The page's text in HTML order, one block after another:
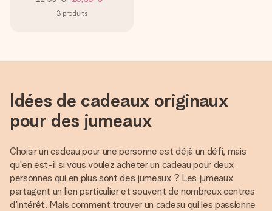
3 produits
Idées de cadeaux originaux
pour des jumeaux
Choisir un cadeau pour une personne est déjà un défi, mais
qu'en est-il si vous voulez acheter un cadeau pour deux
personnes qui en plus sont des jumeaux ? Les jumeaux
partagent un lien particulier et souvent de nombreux centres
d'intérêt. Mais comment trouver un cadeau qui les passionne